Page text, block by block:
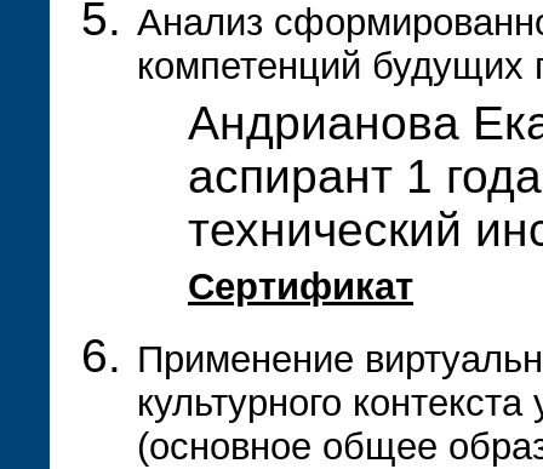
Анализ
компетенций будущих
Андрианова
аспирант 1
технический
Сертификат
Применение
культурного
(основное общее